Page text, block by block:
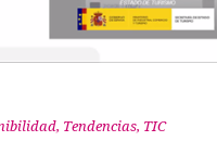
, Tendencias, TIC